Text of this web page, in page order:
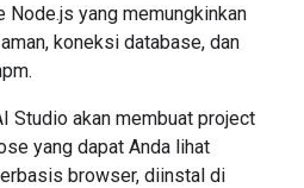
Node.js yang memungkinkan
koneksi database, dan
Studio akan membuat project
yang dapat Anda lihat
browser, diinstal di